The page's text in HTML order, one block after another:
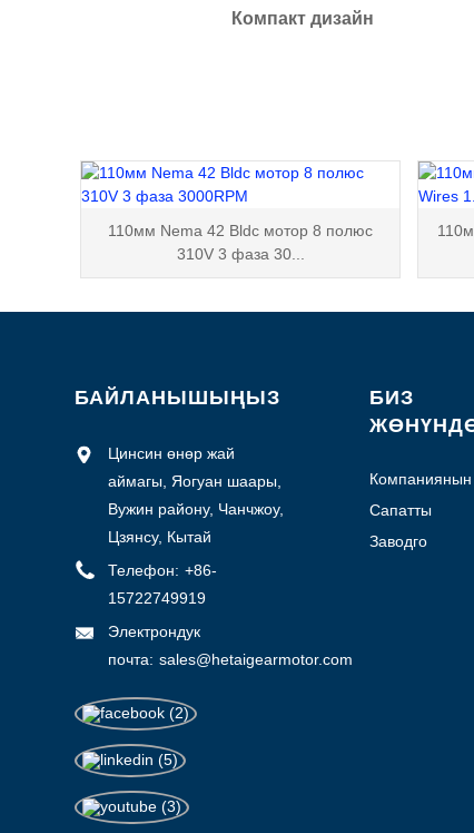
Компакт дизайн
110мм Nema 42 Bldc мотор 8 полюс
310V 3 фаза 30...
БАЙЛАНЫШЫҢЫЗ
Цинсин өнөр жай
аймагы, Яогуан шаары,
Вужин району, Чанчжоу,
Цзянсу, Кытай
Телефон: +86-
15722749919
Электрондук
почта: sales@hetaigearmotor.com
БИЗ
Компаниянын
профили
Сапатты
көзөмөлдөө
Заводго